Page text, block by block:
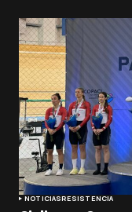
NOTICIASRESISTENCIA